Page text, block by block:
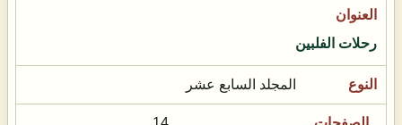
رحلات الفلبين
المجلد السابع عشر